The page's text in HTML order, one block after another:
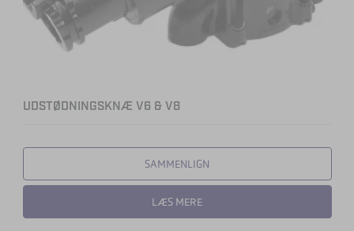
UDSTØDNINGSKNÆ V6 & V8
SAMMENLIGN
LÆS MERE